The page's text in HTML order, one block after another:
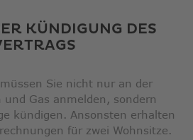
KÜNDIGUNG DES
Sie nicht nur an der
und Gas anmelden, sondern
kündigen. Ansonsten erhalten
für zwei Wohnsitze.